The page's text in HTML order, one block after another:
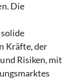
Die
Kräfte, der
Risiken, mit